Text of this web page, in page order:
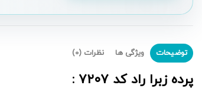
توضیحات ویژگی ها نظرات (0)
پرده زبرا راد کد ۷۲۰۷ :